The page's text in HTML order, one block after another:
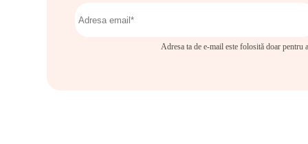
Adresa ta de e-mail este folosită doar